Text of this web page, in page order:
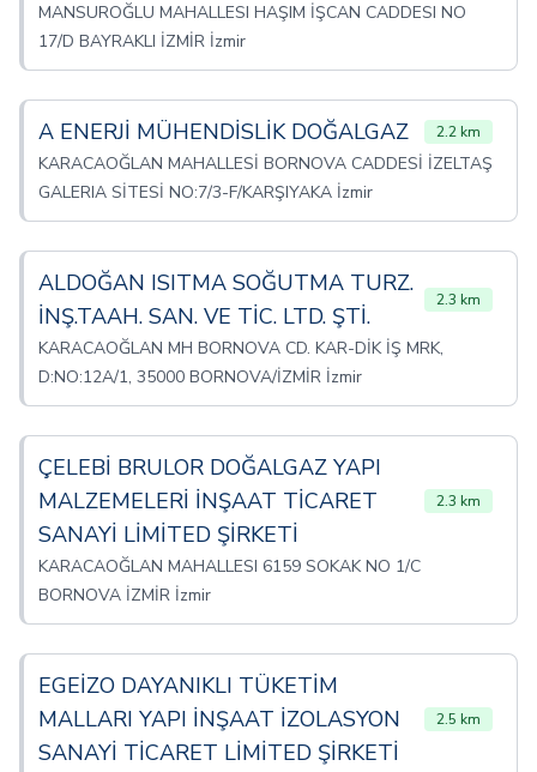
MANSUROĞLU MAHALLESI HAŞIM İŞCAN CADDESI NO
17/D BAYRAKLI İZMİR İzmir
A ENERJİ MÜHENDİSLİK DOĞALGAZ 2.2 km
KARACAOĞLAN MAHALLESİ BORNOVA CADDESİ İZELTAŞ
GALERIA SİTESİ NO:7/3-F/KARŞIYAKA İzmir
ALDOĞAN ISITMA SOĞUTMA TURZ.
İNŞ.TAAH. SAN. VE TİC. LTD. ŞTİ.
2.3 km
KARACAOĞLAN MH BORNOVA CD. KAR-DİK İŞ MRK,
D:NO:12A/1, 35000 BORNOVA/İZMİR İzmir
ÇELEBİ BRULOR DOĞALGAZ YAPI
MALZEMELERİ İNŞAAT TİCARET
SANAYİ LİMİTED ŞİRKETİ
2.3 km
KARACAOĞLAN MAHALLESI 6159 SOKAK NO 1/C
BORNOVA İZMİR İzmir
EGEİZO DAYANIKLI TÜKETİM
MALLARI YAPI İNŞAAT İZOLASYON
SANAYİ TİCARET LİMİTED ŞİRKETİ
2.5 km